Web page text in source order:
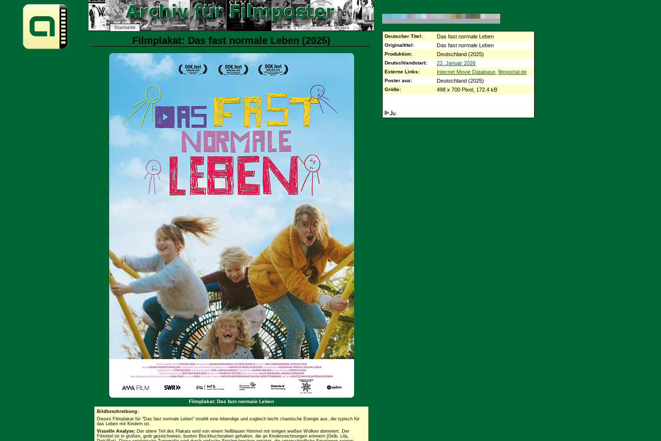
Startseite
Filmplakat: Das fast normale Leben (2025)
Filmplakat: Das fast normale Leben
Deutscher Titel: Das fast normale Leben
Originaltitel: Das fast normale Leben
Produktion: Deutschland (2025)
Deutschlandstart: 22. Januar 2026
Externe Links: Internet Movie Database filmportal.de
Poster aus: Deutschland (2025)
Größe: 498 x 700 Pixel, 172.4 kB
Bildbeschreibung:
Dieses Filmplakat für "Das fast normale Leben" strahlt eine lebendige und zugleich leicht chaotische Energie aus, die typisch für
das Leben mit Kindern ist.
Visuelle Analyse: Der obere Teil des Plakats wird von einem hellblauen Himmel mit einigen weißen Wolken dominiert. Der
Filmtitel ist in großen, grob gezeichneten, bunten Blockbuchstaben gehalten, die an Kinderzeichnungen erinnern (Gelb, Lila,